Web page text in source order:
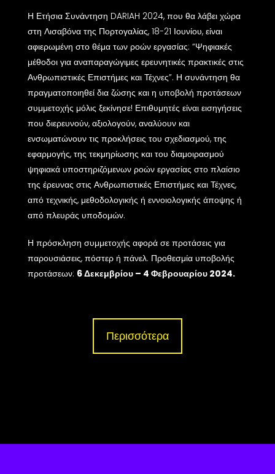
Η Ετήσια Συνάντηση DARIAH 2024, που θα λάβει χώρα
στη Λισαβόνα της Πορτογαλίας, 18-21 Ιουνίου, είναι
αφιερωμένη στο θέμα των ροών εργασίας: “Ψηφιακές
μέθοδοι για αναπαραγώγιμες ερευνητικές πρακτικές στις
Ανθρωπιστικές Επιστήμες και Τέχνες”. Η συνάντηση θα
πραγματοποιηθεί δια ζώσης και η υποβολή προτάσεων
συμμετοχής μόλις ξεκίνησε! Επιθυμητές είναι εισηγήσεις
που διερευνούν, αξιολογούν, αναλύουν και
ενσωματώνουν τις προκλήσεις του σχεδιασμού, της
εφαρμογής, της τεκμηρίωσης και του διαμοιρασμού
ψηφιακά υποστηριζόμενων ροών εργασίας στο πλαίσιο
της έρευνας στις Ανθρωπιστικές Επιστήμες και Τέχνες,
από τεχνικής, μεθοδολογικής ή εννοιολογικής άποψης ή
από πλευράς υποδομών.
Η πρόσκληση συμμετοχής αφορά σε προτάσεις για
παρουσιάσεις, πόστερ ή πάνελ. Προθεσμία υποβολής
προτάσεων: 6 Δεκεμβρίου – 4 Φεβρουαρίου 2024.
Περισσότερα